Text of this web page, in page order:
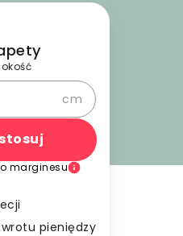
cm
marginesu
pieniędzy